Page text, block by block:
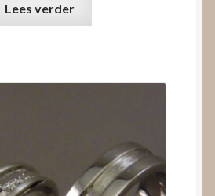
Lees verder